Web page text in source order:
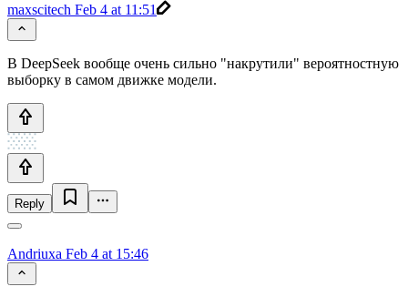
maxscitech Feb 4 at 11:51
В DeepSeek вообще очень сильно "накрутили" вероятностную
выборку в самом движке модели.
Reply
Andriuxa Feb 4 at 15:46